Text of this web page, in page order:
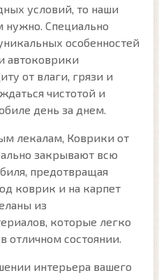
условий, то наши
нужно. Специально
особенностей
автоковрики
от влаги, грязи и
чистотой и
день за днем.
лекалам, Коврики от
закрывают всю
предотвращая
коврик и на карпет
из
которые легко
отличном состоянии.
интерьера вашего